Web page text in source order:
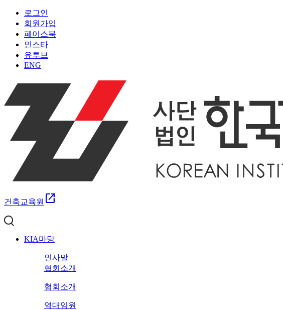
로그인
회원가입
페이스북
인스타
유투브
ENG
건축교육원 open_in_new
KIA마당
인사말
협회소개
협회소개
역대임원